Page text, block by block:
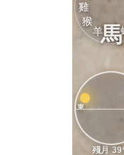
馬
羊
猴
雞
東
殘月